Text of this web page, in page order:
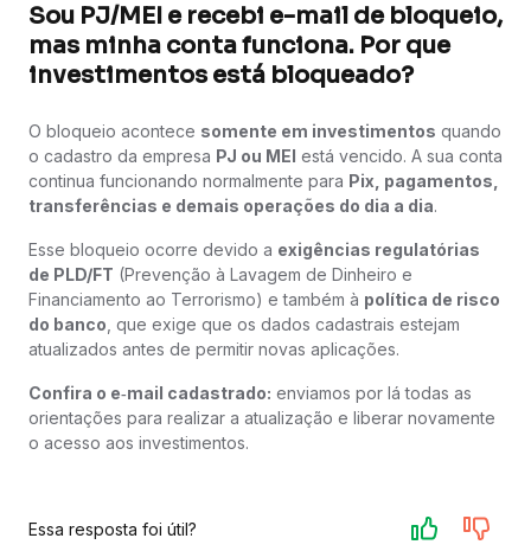
Sou PJ/MEI e recebi e-mail de bloqueio,
mas minha conta funciona. Por que
investimentos está bloqueado?
O bloqueio acontece somente em investimentos quando
o cadastro da empresa PJ ou MEI está vencido. A sua conta
continua funcionando normalmente para Pix, pagamentos,
transferências e demais operações do dia a dia.
Esse bloqueio ocorre devido a exigências regulatórias
de PLD/FT (Prevenção à Lavagem de Dinheiro e
Financiamento ao Terrorismo) e também à política de risco
do banco , que exige que os dados cadastrais estejam
atualizados antes de permitir novas aplicações.
Confira o e‑mail cadastrado: enviamos por lá todas as
orientações para realizar a atualização e liberar novamente
o acesso aos investimentos.
Essa resposta foi útil?